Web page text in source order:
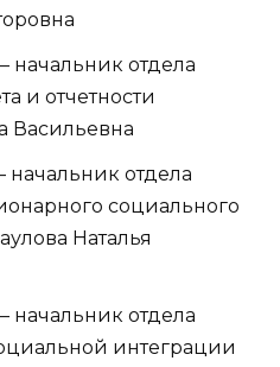
начальник отдела
и отчетности
Васильевна
начальник отдела
социального
Наталья
начальник отдела
интеграции